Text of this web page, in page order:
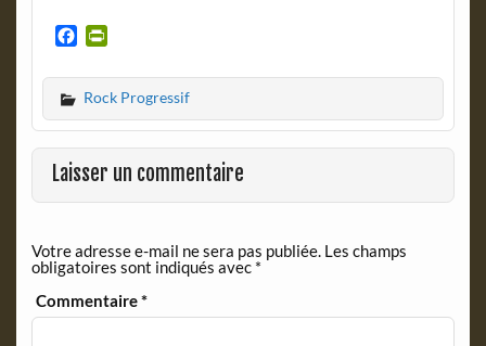
c
e
b
o
o
k
i
n
t
F
r
e
d
l
y
Rock Progressif
Laisser un commentaire
Votre adresse e-mail ne sera pas publiée. Les champs
obligatoires sont indiqués avec *
Commentaire*